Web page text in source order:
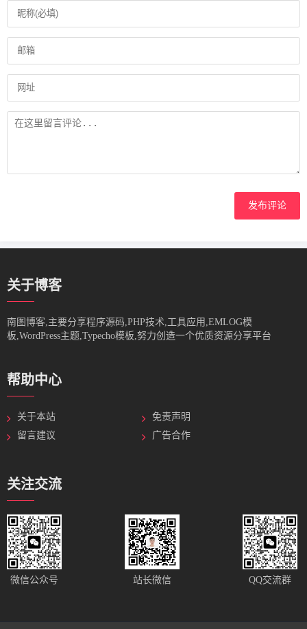
发布评论
关于博客
南图博客,主要分享程序源码,PHP技术,工具应用,EMLOG模
板,WordPress主题,Typecho模板,努力创造一个优质资源分享平台
帮助中心
关于本站
免责声明
留言建议
广告合作
关注交流
微信公众号 站长微信 QQ交流群